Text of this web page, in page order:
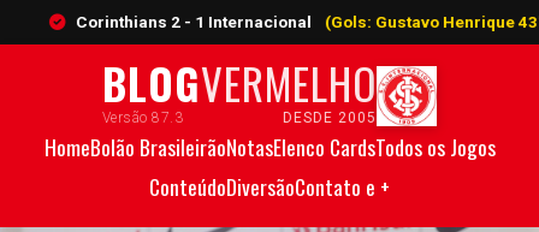
2 - 1 Internacional (Gols: Gustavo Henrique 43', A.
BLOGVERMELHO
Versão 87.3 DESDE 2005
HomeBolão BrasileirãoNotasElenco CardsTodos os Jogos
ConteúdoDiversãoContato e +